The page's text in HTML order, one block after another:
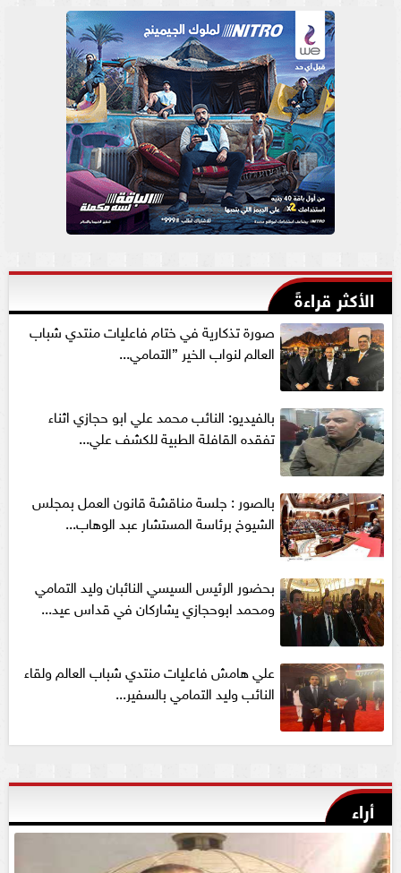
الأكثر قراءةً
صورة تذكارية في ختام فاعليات منتدي شباب
العالم لنواب الخير ”التمامي...
بالفيديو: النائب محمد علي ابو حجازي اثناء
تفقده القافلة الطبية للكشف علي...
بالصور : جلسة مناقشة قانون العمل بمجلس
الشيوخ برئاسة المستشار عبد الوهاب...
بحضور الرئيس السيسي النائبان وليد التمامي
ومحمد ابوحجازي يشاركان في قداس عيد...
علي هامش فاعليات منتدي شباب العالم ولقاء
النائب وليد التمامي بالسفير...
أراء